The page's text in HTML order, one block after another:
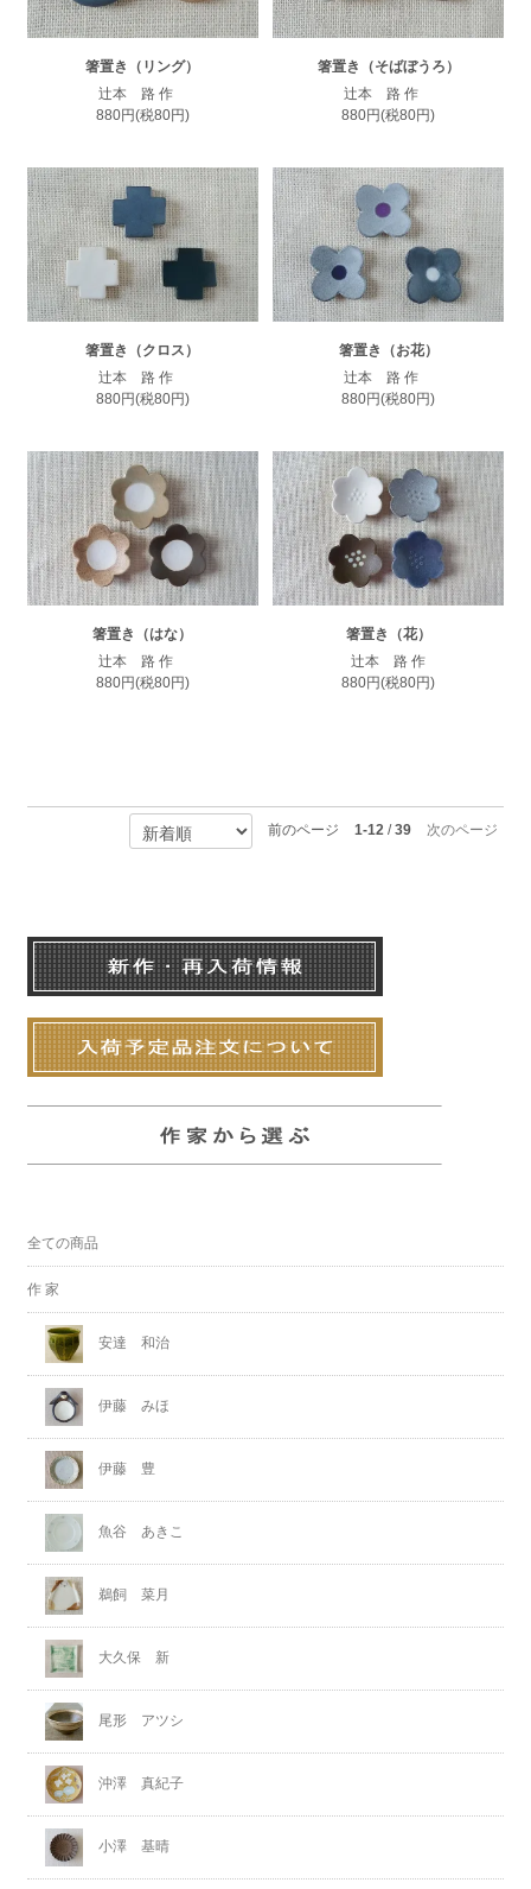
箸置き（リング）
辻本 路 作
880円(税80円)
箸置き（そばぼうろ）
辻本 路 作
880円(税80円)
箸置き（クロス）
辻本 路 作
880円(税80円)
箸置き（お花）
辻本 路 作
880円(税80円)
箸置き（はな）
辻本 路 作
880円(税80円)
箸置き（花）
辻本 路 作
880円(税80円)
前のページ 1-12/39 次のページ
全ての商品
作 家
安達 和治
伊藤 みほ
伊藤 豊
魚谷 あきこ
鵜飼 菜月
大久保 新
尾形 アツシ
沖澤 真紀子
小澤 基晴